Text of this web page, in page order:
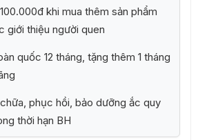
khi mua thêm sản phẩm
giới thiệu người quen
quốc 12 tháng, tặng thêm 1 tháng
phục hồi, bảo dưỡng ắc quy
thời hạn BH